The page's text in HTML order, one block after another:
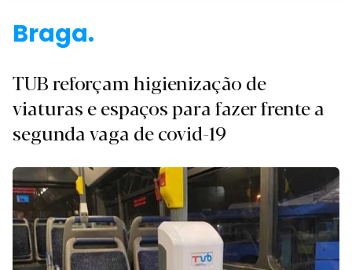
Braga.
TUB reforçam higienização de
viaturas e espaços para fazer frente a
segunda vaga de covid-19